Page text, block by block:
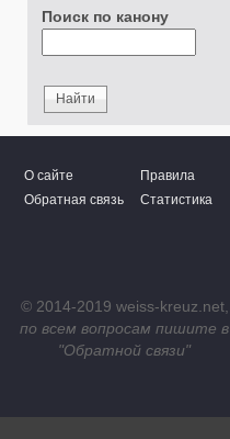
Поиск по канону
О сайте Правила
Обратная связь
Статистика
© 2014-2019 weiss-kreuz.net,
по всем вопросам пишите в
"Обратной связи"